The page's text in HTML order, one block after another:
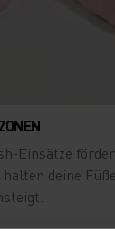
Einsätze
deine